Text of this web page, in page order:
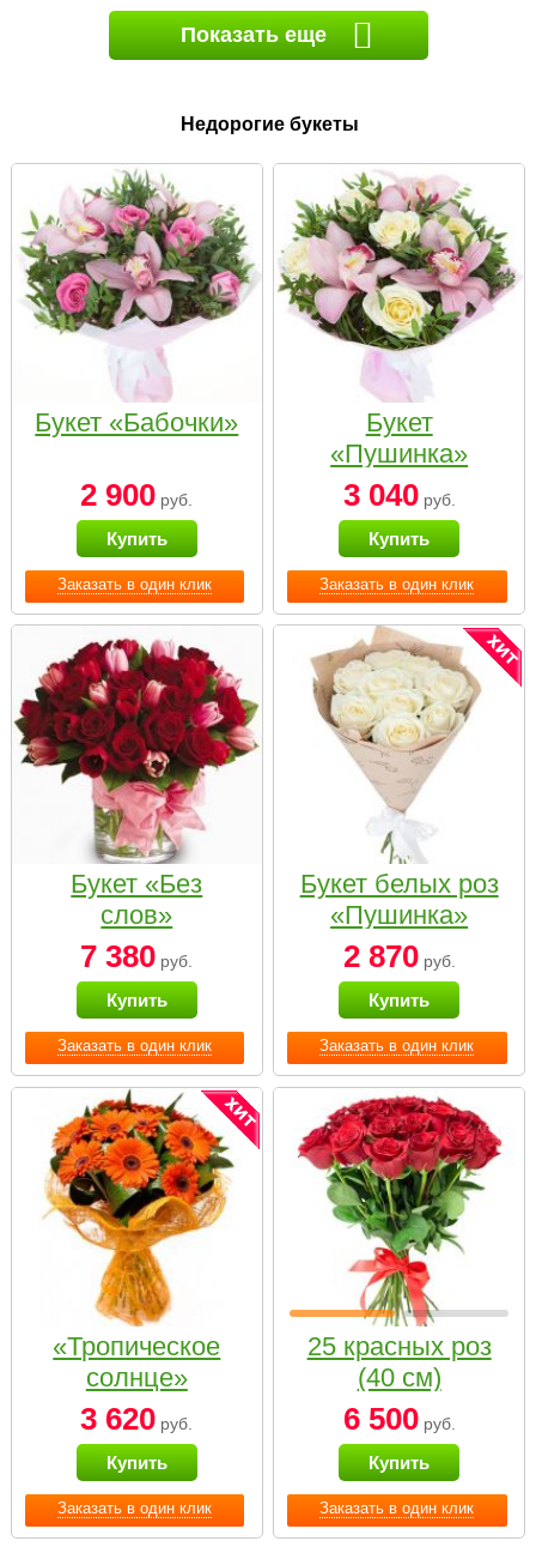
Показать еще
Недорогие букеты
Заказать в один клик
Букет «Бабочки»
2 900 руб.
Купить
Заказать в один клик
Букет
«Пушинка»
3 040руб.
Купить
Заказать в один клик
Букет «Без
слов»
7 380 руб.
Купить
Заказать в один клик
Букет белых роз
«Пушинка»
2 870руб.
Купить
Заказать в один клик
«Тропическое
солнце»
3 620 руб.
Купить
Заказать в один клик
25 красных роз
(40 см)
6 500руб.
Купить